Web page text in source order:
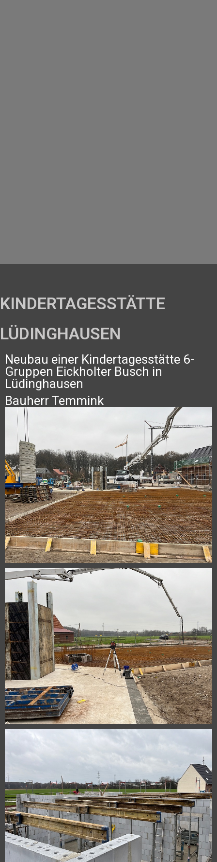
KINDERTAGESSTÄTTE
LÜDINGHAUSEN
Neubau einer Kindertagesstätte 6-
Gruppen Eickholter Busch in
Lüdinghausen
Bauherr Temmink